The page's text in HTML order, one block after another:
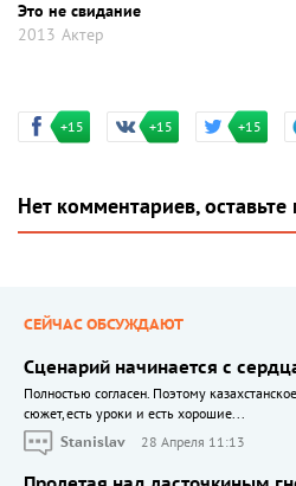
Это не свидание
2013 Актер
+15 +15 +15
Нет комментариев,
СЕЙЧАС ОБСУЖДАЮТ
Сценарий начинается с
Полностью согласен. Поэтому
сюжет, есть уроки и есть хорошие...
Stanislav
28 Апреля 11:13